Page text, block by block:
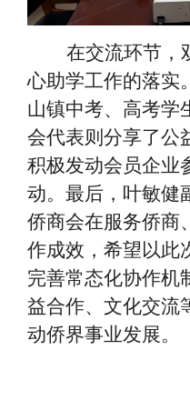
在交流环节，
心助学工作的落实
山镇中考、高考学
会代表则分享了公
积极发动会员企业
动。最后，叶敏健
侨商会在服务侨商
作成效，希望以此
完善常态化协作机
益合作、文化交流
动侨界事业发展。